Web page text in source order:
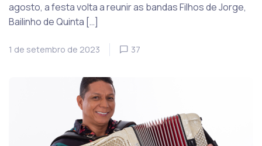
agosto, a festa volta a reunir as bandas Filhos de Jorge,
Bailinho de Quinta […]
1 de setembro de 2023 37